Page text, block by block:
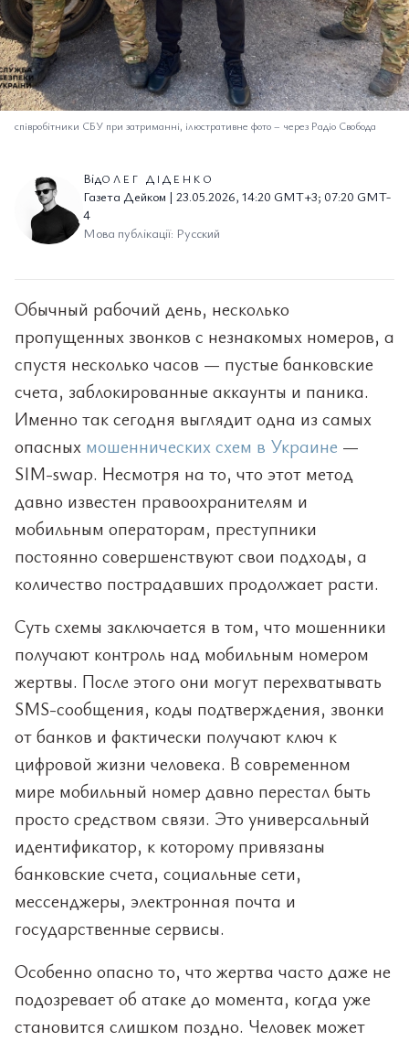
співробітники СБУ при затриманні, ілюстративне фото– через Радіо Свобода
ВідОЛЕГ ДІДЕНКО
Газета Дейком | 23.05.2026, 14:20 GMT+3; 07:20 GMT-
4
Мова публікації: Русский
Обычный рабочий день, несколько
пропущенных звонков с незнакомых номеров, а
спустя несколько часов — пустые банковские
счета, заблокированные аккаунты и паника.
Именно так сегодня выглядит одна из самых
опасных мошеннических схем в Украине —
SIM-swap. Несмотря на то, что этот метод
давно известен правоохранителям и
мобильным операторам, преступники
постоянно совершенствуют свои подходы, а
количество пострадавших продолжает расти.
Суть схемы заключается в том, что мошенники
получают контроль над мобильным номером
жертвы. После этого они могут перехватывать
SMS-сообщения, коды подтверждения, звонки
от банков и фактически получают ключ к
цифровой жизни человека. В современном
мире мобильный номер давно перестал быть
просто средством связи. Это универсальный
идентификатор, к которому привязаны
банковские счета, социальные сети,
мессенджеры, электронная почта и
государственные сервисы.
Особенно опасно то, что жертва часто даже не
подозревает об атаке до момента, когда уже
становится слишком поздно. Человек может